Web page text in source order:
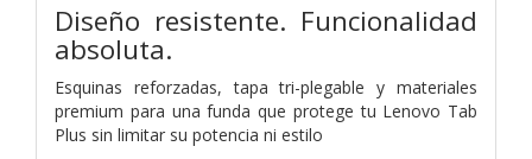
Diseño resistente. Funcionalidad
absoluta.
Esquinas reforzadas, tapa tri-plegable y materiales
premium para una funda que protege tu Lenovo Tab
Plus sin limitar su potencia ni estilo